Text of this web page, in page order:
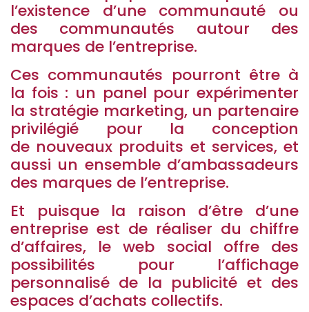
l’existence d’une communauté ou
des communautés autour des
marques de l’entreprise.
Ces communautés pourront être à
la fois : un panel pour expérimenter
la stratégie marketing, un partenaire
privilégié pour la conception
de nouveaux produits et services, et
aussi un ensemble d’ambassadeurs
des marques de l’entreprise.
Et puisque la raison d’être d’une
entreprise est de réaliser du chiffre
d’affaires, le web social offre des
possibilités pour l’affichage
personnalisé de la publicité et des
espaces d’achats collectifs.